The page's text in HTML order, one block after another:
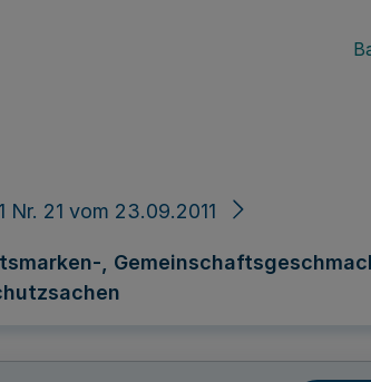
Nr. 21 vom 23.09.2011
,